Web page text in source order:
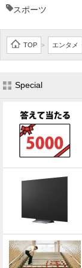
スポーツ
TOP > エンタメ
Special